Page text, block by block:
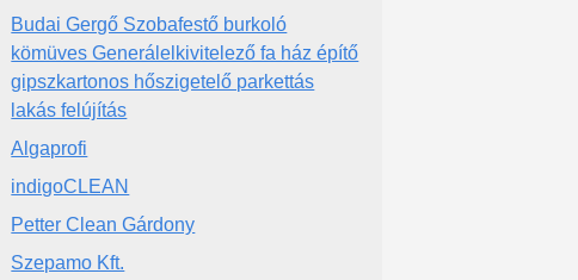
Budai Gergő Szobafestő burkoló
kömüves Generálelkivitelező fa ház építő
gipszkartonos hőszigetelő parkettás
lakás felújítás
Algaprofi
indigoCLEAN
Petter Clean Gárdony
Szepamo Kft.